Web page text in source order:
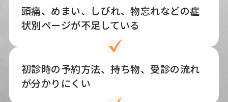
頭痛、めまい、しびれ、物忘れなどの症
状別ページが不足している
初診時の予約方法、持ち物、受診の流れ
が分かりにくい